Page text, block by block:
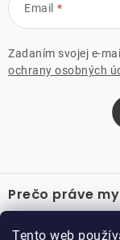
Tento web
Email
Zadaním svojej e-
ochrany osobných
á
p
ä
Prečo práve
Důležité odkazy